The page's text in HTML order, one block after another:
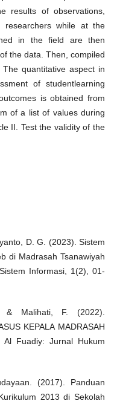
results of observations,
researchers while at the
in the field are then
the data. Then, compiled
quantitative aspect in
of studentlearning
is obtained from
of a list of values during
II. Test the validity of the
D. G. (2023). Sistem
di Madrasah Tsanawiyah
Informasi, 1(2), 01-
Malihati, F. (2022).
KEPALA MADRASAH
Al Fuadiy: Jurnal Hukum
(2017). Panduan
2013 di Sekolah